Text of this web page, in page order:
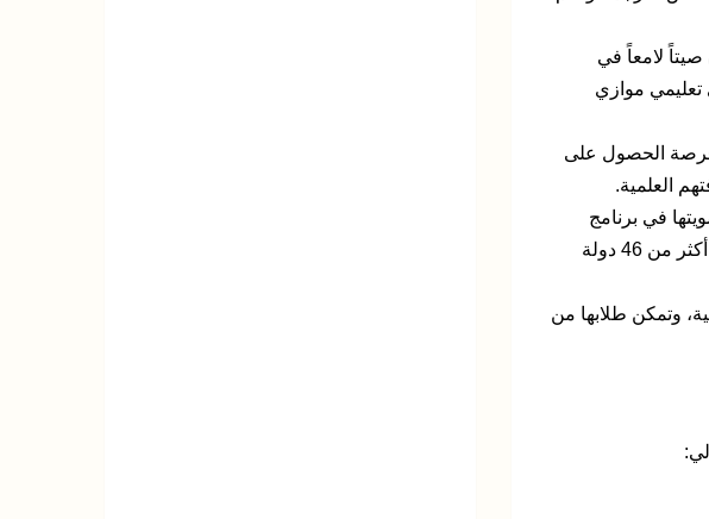
صيتاً لامعاً في
تعليمي موازي
الحصول على
العلمية.
في برنامج
التبادل الطلابي الدولي إيراسموس، والذي تتعاون من خلاله مع أفضل الجامعات المتواجدة في أكثر من 46 دولة
وتمكن طلابها من